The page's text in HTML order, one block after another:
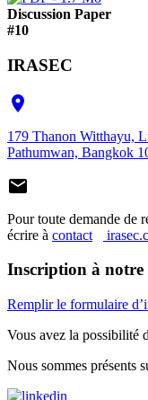
Discussion Paper
#10
IRASEC

179 Thanon Witthayu,
Pathumwan, Bangkok

Pour toute demande de
écrire à contact
Inscription à notre
Remplir le formulaire
Vous avez la possibilité
Nous sommes présents